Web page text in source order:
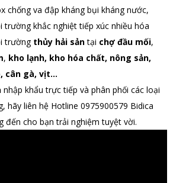
chống va đập kháng bụi kháng nước,
trường khắc nghiệt tiếp xúc nhiều hóa
trường thủy hải sảntại chợ đầu mối,
, kho lạnh, kho hóa chất, nông sản,
cân gà, vịt...
nhập khẩu trực tiếp và phân phối các loại
hãy liên hệ Hotline 0975900579 Bidica
đến cho bạn trải nghiệm tuyệt vời.